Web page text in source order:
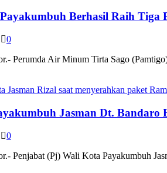
Berhasil Raih Tiga
0
Perumda Air Minum Tirta Sago
Jasman Dt. Bandaro
0
Penjabat (Pj) Wali Kota Payakumbuh